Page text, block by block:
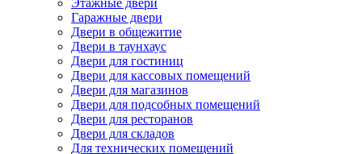
Этажные двери
Гаражные двери
Двери в общежитие
Двери в таунхаус
Двери для гостиниц
Двери для кассовых помещений
Двери для магазинов
Двери для подсобных помещений
Двери для ресторанов
Двери для складов
Для технических помещений